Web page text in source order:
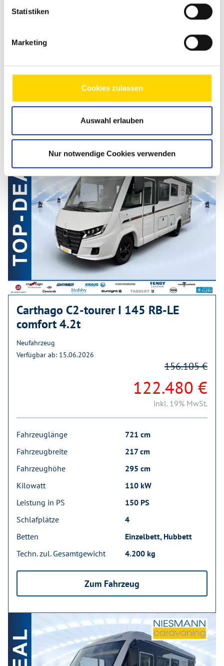
Statistiken
Marketing
Cookies zulassen
Auswahl erlauben
Nur notwendige Cookies verwenden
benötigt werden. Weitere Informationen entnehmen Sie
Nachricht senden
Ähnliche Fahrzeuge
Carthago C2-tourer I 145 RB-LE
comfort 4.2t
Neufahrzeug
Verfügbar ab: 15.06.2026
122.480 €
156.105 €
inkl. 19% MwSt.
Fahrzeuglänge
721 cm
Fahrzeugbreite
217 cm
Fahrzeughöhe
295 cm
Kilowatt
110 kW
Leistung in PS
150 PS
Schlafplätze
4
Betten
Einzelbett, Hubbett
Techn. zul. Gesamtgewicht
4.200 kg
Zum Fahrzeug